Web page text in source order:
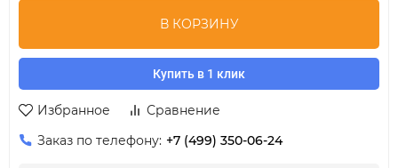
В КОРЗИНУ
Купить в 1 клик
Избранное
Сравнение
Заказ по телефону: +7 (499) 350-06-24